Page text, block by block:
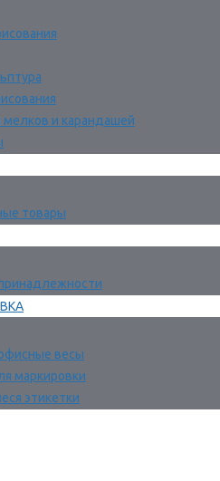
мелков и карандашей
товары
весы
маркировки
этикетки